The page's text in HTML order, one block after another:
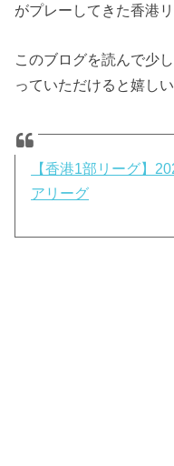
がプレーしてきた香港リ
このブログを読んで少
っていただけると嬉しい
【香港1部リーグ】
アリーグ